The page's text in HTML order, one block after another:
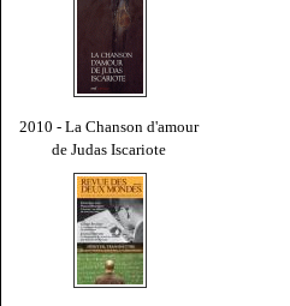
2010 - La Chanson d'amour
de Judas Iscariote